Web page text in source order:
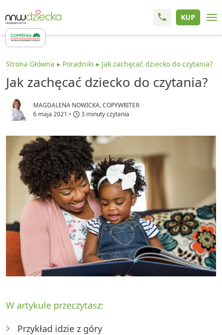
KUP
Strona Główna Poradniki Jak zachęcać dziecko do czytania?
Jak zachęcać dziecko do czytania?
MAGDALENA NOWICKA, COPYWRITER
6 maja 2021 • 3 minuty czytania
W artykule przeczytasz:
Przykład idzie z góry